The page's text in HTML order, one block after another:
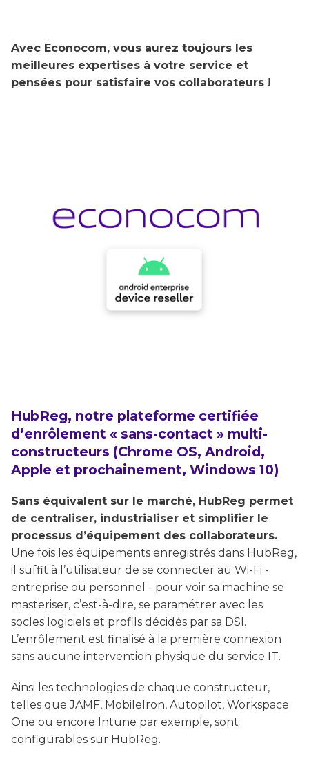
Avec Econocom, vous aurez toujours les
meilleures expertises à votre service et
pensées pour satisfaire vos collaborateurs !
HubReg, notre plateforme certifiée
d’enrôlement « sans-contact » multi-
constructeurs (Chrome OS, Android,
Apple et prochainement, Windows 10)
Sans équivalent sur le marché, HubReg permet
de centraliser, industrialiser et simplifier le
processus d’équipement des collaborateurs.
Une fois les équipements enregistrés dans HubReg,
il suffit à l’utilisateur de se connecter au Wi-Fi -
entreprise ou personnel - pour voir sa machine se
masteriser, c’est-à-dire, se paramétrer avec les
socles logiciels et profils décidés par sa DSI.
L’enrôlement est finalisé à la première connexion
sans aucune intervention physique du service IT.
Ainsi les technologies de chaque constructeur,
telles que JAMF, MobileIron, Autopilot, Workspace
One ou encore Intune par exemple, sont
configurables sur HubReg.